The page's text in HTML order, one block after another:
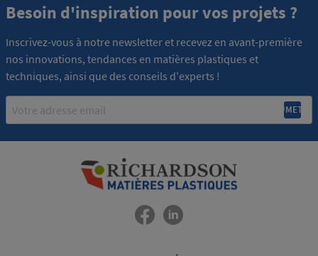
Besoin d'inspiration pour vos projets ?
Inscrivez-vous à notre newsletter et recevez en avant-première
nos innovations, tendances en matières plastiques et
techniques, ainsi que des conseils d'experts !
Email